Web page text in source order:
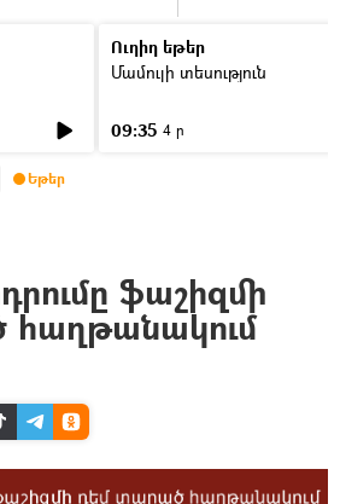
Ուղիղ եթեր
Մամուլի տեսություն
09:35 4 ր
Եթեր
ֆաշիզմի
հաղթանակում